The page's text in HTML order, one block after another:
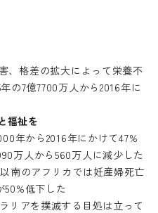
、格差の拡大によって栄養不
の7億7700万人から2016年に
福祉を
年から2016年にかけて47%
万人から560万人に減少した
南のアフリカでは妊産婦死亡
50%低下した
リアを撲滅する目処は立って